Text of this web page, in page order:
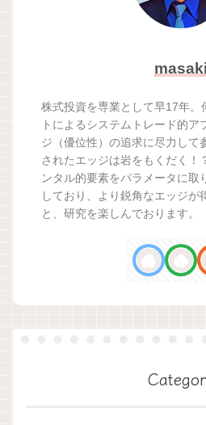
masaki
株式投資を専業として早17年。
トによるシステムトレード的ア
ジ（優位性）の追求に尽力して
されたエッジは岩をもくだく！
ンタル的要素をパラメータに取
しており、より鋭角なエッジが
と、研究を楽しんでおります。